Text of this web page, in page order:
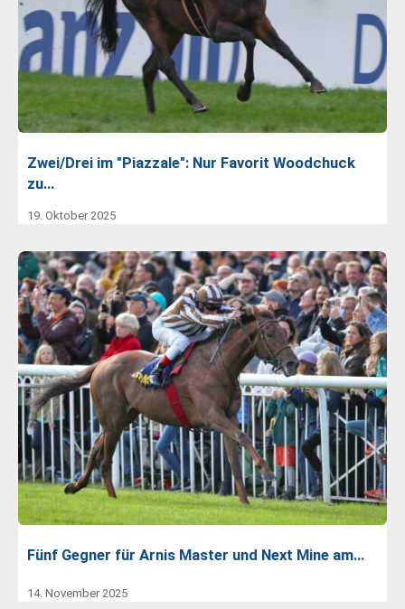
Zwei/Drei im "Piazzale": Nur Favorit Woodchuck
zu…
19. Oktober 2025
Fünf Gegner für Arnis Master und Next Mine am…
14. November 2025